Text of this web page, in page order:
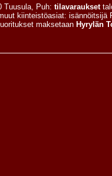
Tuusula, Puh: tilavaraukset
kiinteistöasiat: isännöitsijä
maksetaan Hyrylän